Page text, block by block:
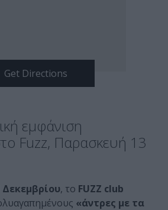
εμφάνιση
Fuzz, Παρασκευή 13
, το FUZZ club
«άντρες με τα